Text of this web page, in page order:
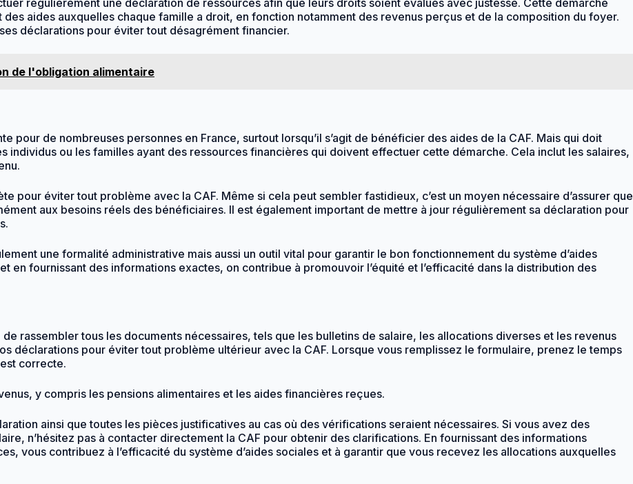
aides auxquelles chaque famille a droit, en fonction notamment des revenus perçus et de la composition du foyer.
déclarations pour éviter tout désagrément financier.
de l'obligation alimentaire
pour de nombreuses personnes en France, surtout lorsqu’il s’agit de bénéficier des aides de la CAF. Mais qui doit
individus ou les familles ayant des ressources financières qui doivent effectuer cette démarche. Cela inclut les salaires,
pour éviter tout problème avec la CAF. Même si cela peut sembler fastidieux, c’est un moyen nécessaire d’assurer que
aux besoins réels des bénéficiaires. Il est également important de mettre à jour régulièrement sa déclaration pour
une formalité administrative mais aussi un outil vital pour garantir le bon fonctionnement du système d’aides
en fournissant des informations exactes, on contribue à promouvoir l’équité et l’efficacité dans la distribution des
rassembler tous les documents nécessaires, tels que les bulletins de salaire, les allocations diverses et les revenus
déclarations pour éviter tout problème ultérieur avec la CAF. Lorsque vous remplissez le formulaire, prenez le temps
correcte.
y compris les pensions alimentaires et les aides financières reçues.
ainsi que toutes les pièces justificatives au cas où des vérifications seraient nécessaires. Si vous avez des
n’hésitez pas à contacter directement la CAF pour obtenir des clarifications. En fournissant des informations
vous contribuez à l’efficacité du système d’aides sociales et à garantir que vous recevez les allocations auxquelles